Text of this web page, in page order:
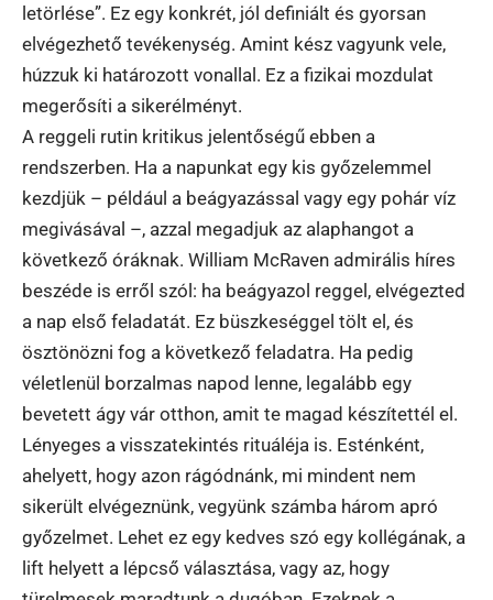
letörlése”. Ez egy konkrét, jól definiált és gyorsan
elvégezhető tevékenység. Amint kész vagyunk vele,
húzzuk ki határozott vonallal. Ez a fizikai mozdulat
megerősíti a sikerélményt.
A reggeli rutin kritikus jelentőségű ebben a
rendszerben. Ha a napunkat egy kis győzelemmel
kezdjük – például a beágyazással vagy egy pohár víz
megivásával –, azzal megadjuk az alaphangot a
következő óráknak. William McRaven admirális híres
beszéde is erről szól: ha beágyazol reggel, elvégezted
a nap első feladatát. Ez büszkeséggel tölt el, és
ösztönözni fog a következő feladatra. Ha pedig
véletlenül borzalmas napod lenne, legalább egy
bevetett ágy vár otthon, amit te magad készítettél el.
Lényeges a visszatekintés rituáléja is. Esténként,
ahelyett, hogy azon rágódnánk, mi mindent nem
sikerült elvégeznünk, vegyünk számba három apró
győzelmet. Lehet ez egy kedves szó egy kollégának, a
lift helyett a lépcső választása, vagy az, hogy